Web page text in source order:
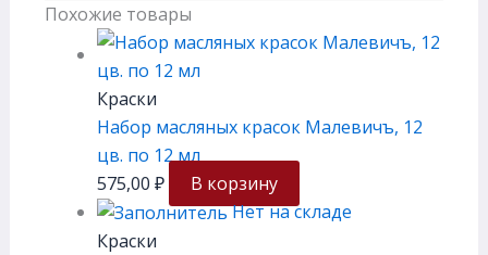
Похожие товары
Краски
Набор масляных красок Малевичъ, 12
цв. по 12 мл
575,00 ₽
В корзину
Нет на складе
Краски